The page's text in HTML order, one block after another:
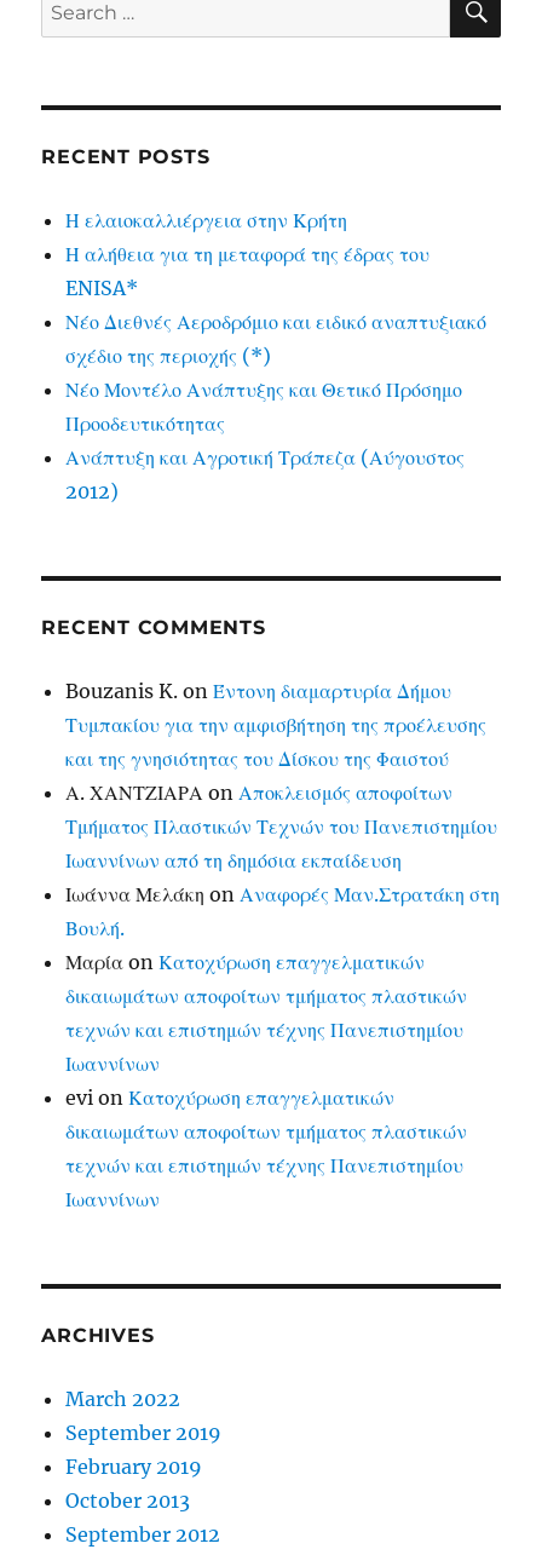
for:
RECENT POSTS
Η ελαιοκαλλιέργεια στην Κρήτη
Η αλήθεια για τη μεταφορά της έδρας του
ENISA*
Νέο Διεθνές Αεροδρόμιο και ειδικό αναπτυξιακό
σχέδιο της περιοχής (*)
Νέο Μοντέλο Ανάπτυξης και Θετικό Πρόσημο
Προοδευτικότητας
Ανάπτυξη και Αγροτική Τράπεζα (Αύγουστος
2012)
RECENT COMMENTS
Bouzanis K. onΈντονη διαμαρτυρία Δήμου
Τυμπακίου για την αμφισβήτηση της προέλευσης
και της γνησιότητας του Δίσκου της Φαιστού
Α. ΧΑΝΤΖΙΑΡΑ onΑποκλεισμός αποφοίτων
Τμήματος Πλαστικών Τεχνών του Πανεπιστημίου
Ιωαννίνων από τη δημόσια εκπαίδευση
Ιωάννα Μελάκη onΑναφορές Μαν.Στρατάκη στη
Βουλή.
Μαρία onΚατοχύρωση επαγγελματικών
δικαιωμάτων αποφοίτων τμήματος πλαστικών
τεχνών και επιστημών τέχνης Πανεπιστημίου
Ιωαννίνων
evi onΚατοχύρωση επαγγελματικών
δικαιωμάτων αποφοίτων τμήματος πλαστικών
τεχνών και επιστημών τέχνης Πανεπιστημίου
Ιωαννίνων
ARCHIVES
March 2022
September 2019
February 2019
October 2013
September 2012